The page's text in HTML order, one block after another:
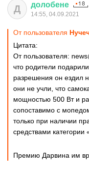
Д долобене
14:55, 04.09.2021
От пользователя
Цитата:
От пользователя:
что родители
разрешения он ездил
они не учли, что
мощностью 500 Вт и
сопоставимо с
только при наличии
средствами категории
Премию Дарвина им